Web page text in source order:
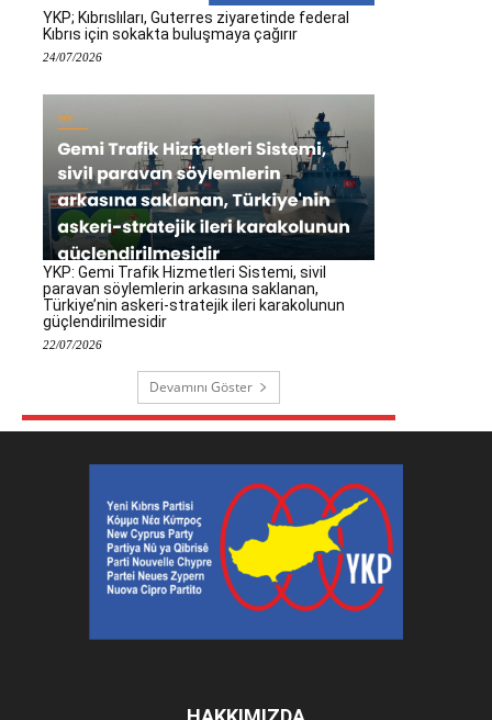
YKP; Kıbrıslıları, Guterres ziyaretinde federal
Kıbrıs için sokakta buluşmaya çağırır
24/07/2026
YKP: Gemi Trafik Hizmetleri Sistemi, sivil
paravan söylemlerin arkasına saklanan,
Türkiye’nin askeri-stratejik ileri karakolunun
güçlendirilmesidir
22/07/2026
Devamını Göster